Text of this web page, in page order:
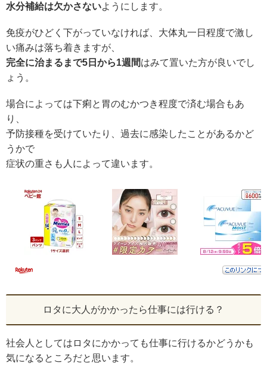
水分補給は欠かさないようにします。
免疫がひどく下がっていなければ、大体丸一日程度で激し
い痛みは落ち着きますが、
完全に治まるまで5日から1週間はみて置いた方が良いでし
ょう。
場合によっては下痢と胃のむかつき程度で済む場合もあ
り、
予防接種を受けていたり、過去に感染したことがあるかど
うかで
症状の重さも人によって違います。
ロタに大人がかかったら仕事には行ける？
社会人としてはロタにかかっても仕事に行けるかどうかも
気になるところだと思います。